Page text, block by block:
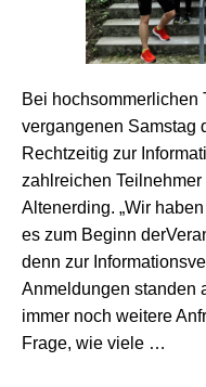
Bei hochsommerlichen
vergangenen Samstag
Rechtzeitig zur
zahlreichen
Altenerding. „Wir
es zum Beginn
denn zur
Anmeldungen standen
immer noch weitere
Frage, wie viele …